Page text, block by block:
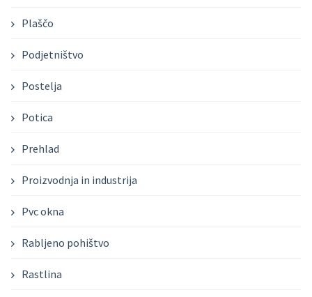
Plaščo
Podjetništvo
Postelja
Potica
Prehlad
Proizvodnja in industrija
Pvc okna
Rabljeno pohištvo
Rastlina